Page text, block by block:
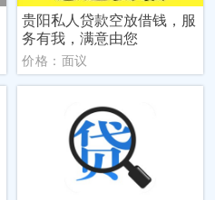
贵阳私人贷款空放借钱，服
务有我，满意由您
价格：面议